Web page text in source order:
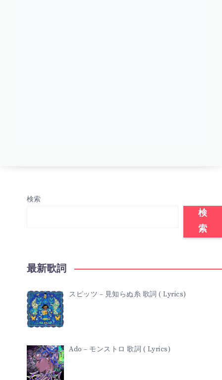
検索
検
索
最新歌詞
スピッツ – 見知らぬ糸 歌詞 ( Lyrics)
Ado – モンストロ 歌詞 ( Lyrics)